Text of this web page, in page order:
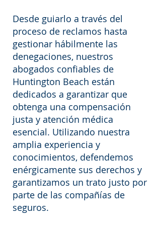
Desde guiarlo a través del
proceso de reclamos hasta
gestionar hábilmente las
denegaciones, nuestros
abogados confiables de
Huntington Beach están
dedicados a garantizar que
obtenga una compensación
justa y atención médica
esencial. Utilizando nuestra
amplia experiencia y
conocimientos, defendemos
enérgicamente sus derechos y
garantizamos un trato justo por
parte de las compañías de
seguros.